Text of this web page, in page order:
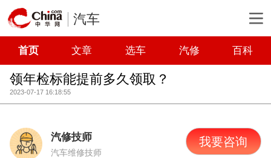
汽车
首页 文章 选车 汽修 百科
领年检标能提前多久领取？
2023-07-17 16:18:55
汽修技师
汽车维修技师
我要咨询